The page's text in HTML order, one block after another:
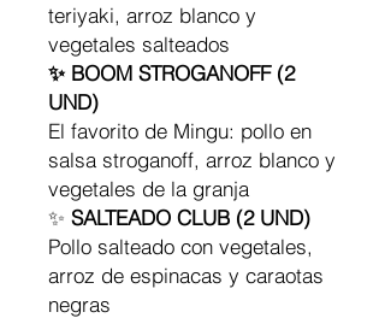
teriyaki, arroz blanco y
vegetales salteados
✨ BOOM STROGANOFF (2
UND)
El favorito de Mingu: pollo en
salsa stroganoff, arroz blanco y
vegetales de la granja
✨ SALTEADO CLUB (2 UND)
Pollo salteado con vegetales,
arroz de espinacas y caraotas
negras